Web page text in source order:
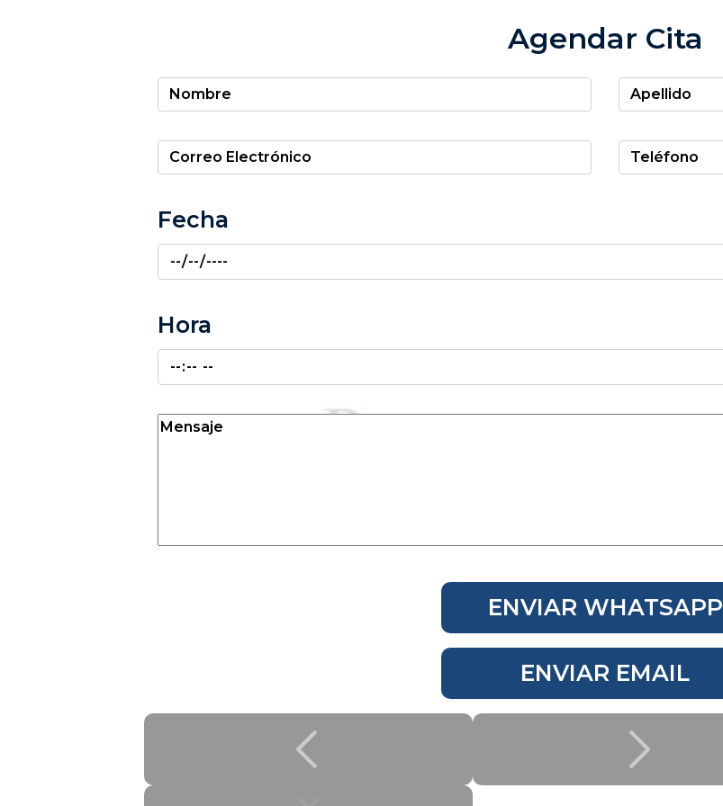
Agendar Cita
Fecha
Hora
ENVIAR WHATSAPP
ENVIAR EMAIL